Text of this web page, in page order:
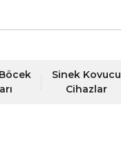
Sinek Kovucu
Cihazlar